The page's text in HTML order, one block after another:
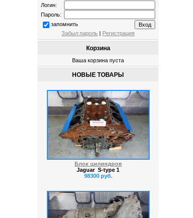
Логин:
Пароль:
запомнить
Забыл пароль | Регистрация
Корзина
Ваша корзина пуста
НОВЫЕ ТОВАРЫ
Блок цилиндров
Jaguar S-type 1
98300 руб.